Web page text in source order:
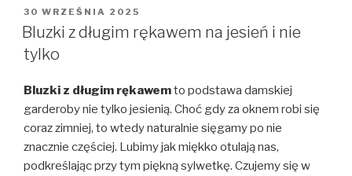
OPUBLIKOWANE
W
30 WRZEŚNIA 2025
Bluzki z długim rękawem na jesień i nie
tylko
Bluzki z długim rękawemto podstawa damskiej
garderoby nie tylko jesienią. Choć gdy za oknem robi się
coraz zimniej, to wtedy naturalnie sięgamy po nie
znacznie częściej. Lubimy jak miękko otulają nas,
podkreślając przy tym piękną sylwetkę. Czujemy się w